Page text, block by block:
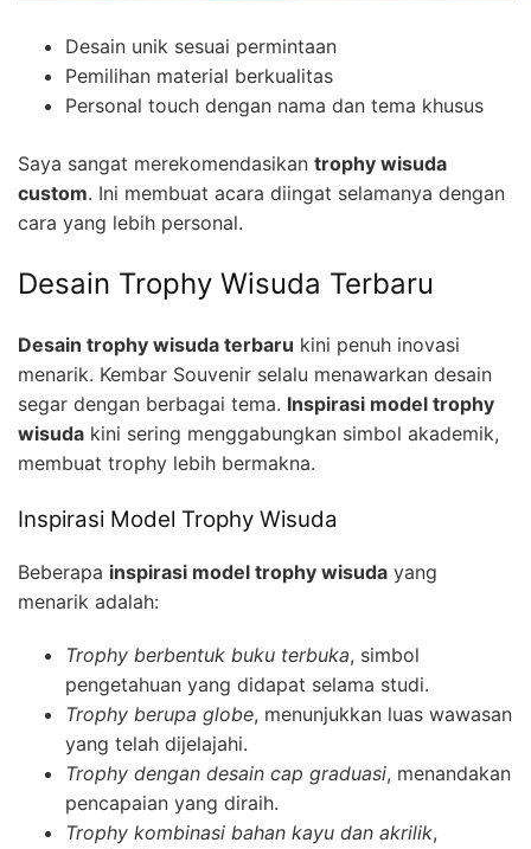
Desain unik sesuai permintaan
Pemilihan material berkualitas
Personal touch dengan nama dan tema khusus
Saya sangat merekomendasikan trophy wisuda
custom. Ini membuat acara diingat selamanya dengan
cara yang lebih personal.
Desain Trophy Wisuda Terbaru
Desain trophy wisuda terbaru kini penuh inovasi
menarik. Kembar Souvenir selalu menawarkan desain
segar dengan berbagai tema. Inspirasi model trophy
wisuda kini sering menggabungkan simbol akademik,
membuat trophy lebih bermakna.
Inspirasi Model Trophy Wisuda
Beberapa inspirasi model trophy wisuda yang
menarik adalah:
Trophy berbentuk buku terbuka, simbol
pengetahuan yang didapat selama studi.
Trophy berupa globe, menunjukkan luas wawasan
yang telah dijelajahi.
Trophy dengan desain cap graduasi, menandakan
pencapaian yang diraih.
Trophy kombinasi bahan kayu dan akrilik,